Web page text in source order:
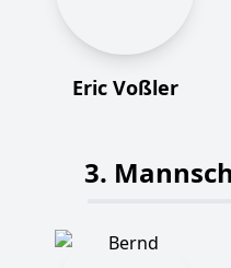
Eric Voßler
3.